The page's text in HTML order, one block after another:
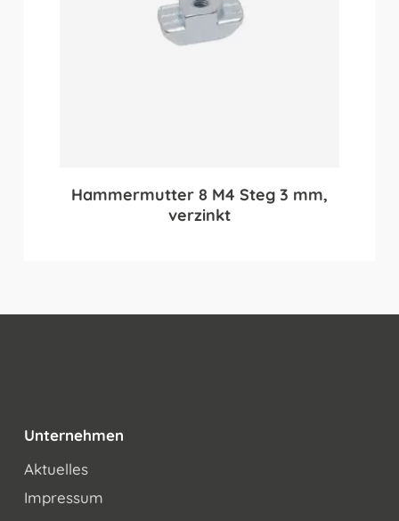
Hammermutter 8 M4 Steg 3 mm,
verzinkt
Unternehmen
Aktuelles
Impressum